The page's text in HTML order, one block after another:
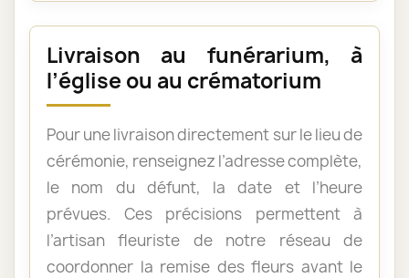
Livraison au funérarium, à
l’église ou au crématorium
Pour une livraison directement sur le lieu de
cérémonie, renseignez l’adresse complète,
le nom du défunt, la date et l’heure
prévues. Ces précisions permettent à
l’artisan fleuriste de notre réseau de
coordonner la remise des fleurs avant le